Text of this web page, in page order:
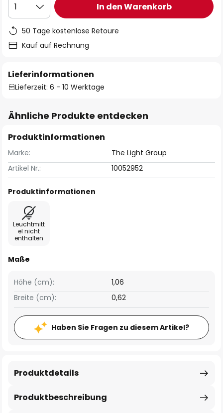
1 In den Warenkorb
50 Tage kostenlose Retoure
Kauf auf Rechnung
Lieferinformationen
Lieferzeit: 6 - 10 Werktage
Ähnliche Produkte entdecken
Produktinformationen
Marke:
The Light Group
Artikel Nr.:
10052952
Produktinformationen
Leuchtmitt
el nicht
enthalten
Maße
Breite (cm): 0,62
Höhe (cm): 1,06
Haben Sie Fragen zu diesem Artikel?
Produktbeschreibung
Produktdetails